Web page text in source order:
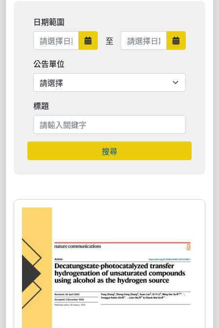
日期範圍
日期範圍開始
至 日期範圍結束
日期範圍結束
公告單位
標題
搜尋